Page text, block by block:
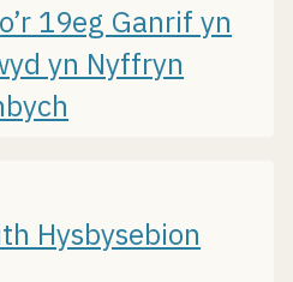
19eg Ganrif yn
yn Nyffryn
Hysbysebion